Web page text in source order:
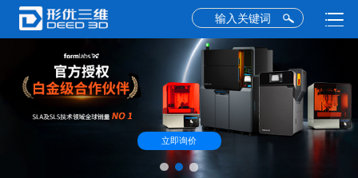
立即询价